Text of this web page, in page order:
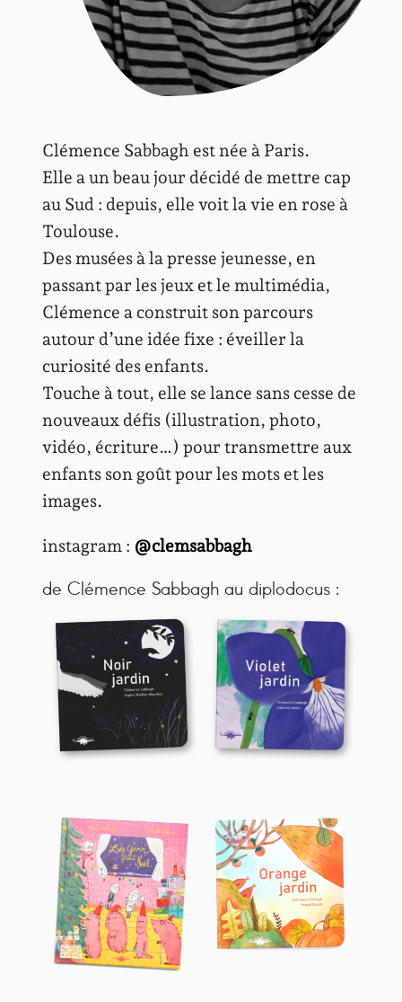
Clémence Sabbagh est née à Paris.
Elle a un beau jour décidé de mettre cap
au Sud : depuis, elle voit la vie en rose à
Toulouse.
Des musées à la presse jeunesse, en
passant par les jeux et le multimédia,
Clémence a construit son parcours
autour d’une idée fixe : éveiller la
curiosité des enfants.
Touche à tout, elle se lance sans cesse de
nouveaux défis (illustration, photo,
vidéo, écriture…) pour transmettre aux
enfants son goût pour les mots et les
images.
instagram : @clemsabbagh
de Clémence Sabbagh au diplodocus :